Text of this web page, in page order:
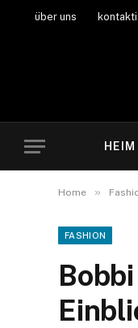
über uns
HEIM
Home »
FASHION